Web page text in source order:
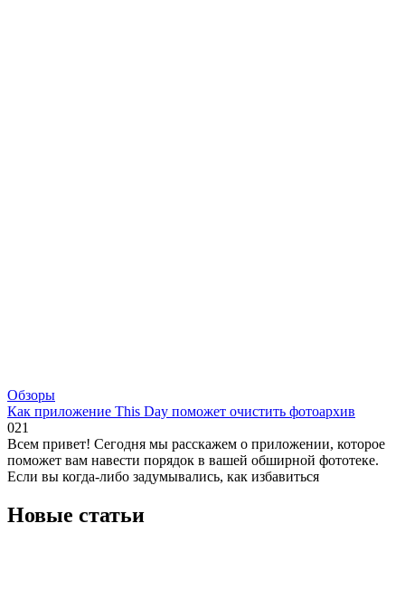
Обзоры
Как приложение This Day поможет очистить фотоархив
021
Всем привет! Сегодня мы расскажем о приложении, которое
поможет вам навести порядок в вашей обширной фототеке.
Если вы когда-либо задумывались, как избавиться
Новые статьи